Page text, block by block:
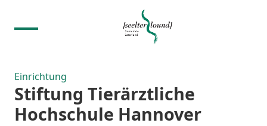
Einrichtung
Stiftung Tierärztliche
Hochschule Hannover